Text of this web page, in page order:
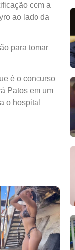
com a
ao lado da
para tomar
é o concurso
Patos em um
o hospital